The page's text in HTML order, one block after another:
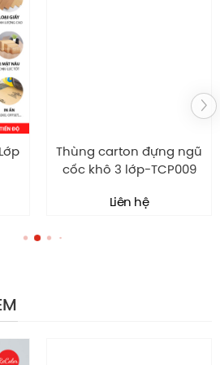
và bảo vệ sản phẩm khỏi hư
vận chuyển.
5 lớp theo yêu cầu. Tùy yêu
chọn loại sóng khác nhau.
loại giấy đảm bảo độ bền và
đóng hàng số lượng lớn mà
xuất khẩu, vận chuyển đường
bày hàng hóa.
Thùng carton đựng ngũ
cốc khô 3 lớp-TCP009
Liên hệ